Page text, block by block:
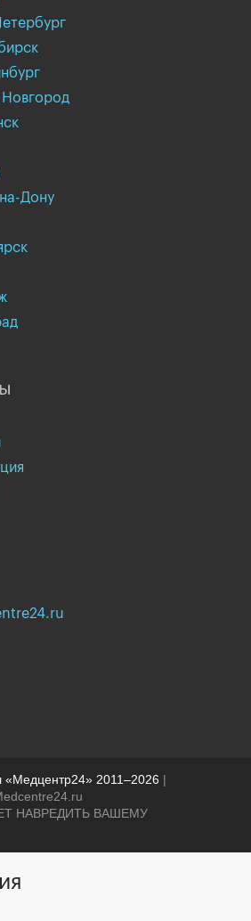
Дону
2011–2026 |
НАВРЕДИТЬ ВАШЕМУ